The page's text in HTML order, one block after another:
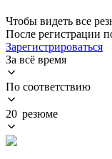
Чтобы видеть все
После регистрации
Зарегистрироваться
За всё время
По соответствию
20 резюме